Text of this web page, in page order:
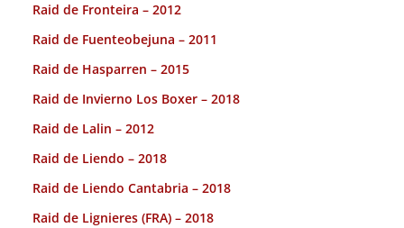
Raid de Fronteira – 2012
Raid de Fuenteobejuna – 2011
Raid de Hasparren – 2015
Raid de Invierno Los Boxer – 2018
Raid de Lalin – 2012
Raid de Liendo – 2018
Raid de Liendo Cantabria – 2018
Raid de Lignieres (FRA) – 2018